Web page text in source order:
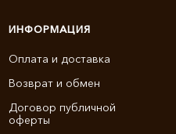
ИНФОРМАЦИЯ
Оплата и доставка
Возврат и обмен
Договор публичной
оферты